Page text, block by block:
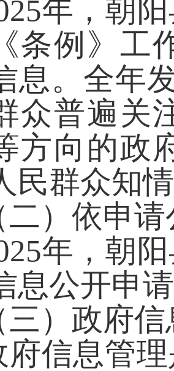
5年，朝
条例》工
息。全年
众普遍关
方向的政
民群众知
二）依申
5年，朝
息公开申请
三）政府
府信息管